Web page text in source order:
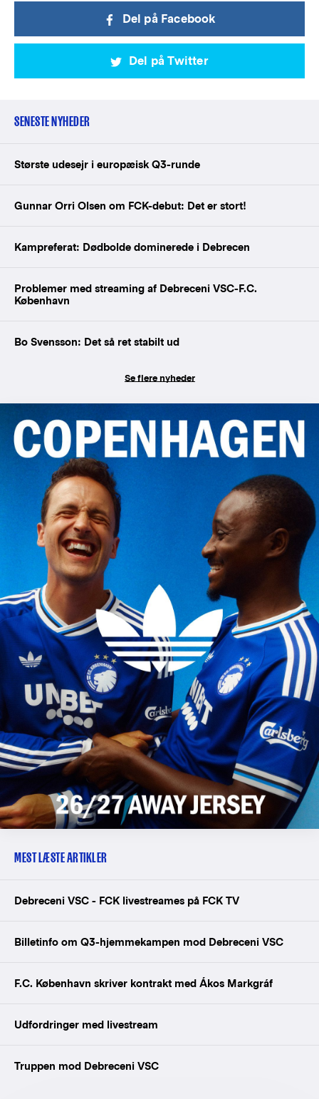
Del på Facebook
Del på Twitter
SENESTE NYHEDER
Største udesejr i europæisk Q3-runde
Gunnar Orri Olsen om FCK-debut: Det er stort!
Kampreferat: Dødbolde dominerede i Debrecen
Problemer med streaming af Debreceni VSC-F.C.
København
Bo Svensson: Det så ret stabilt ud
Se flere nyheder
MEST LÆSTE ARTIKLER
Debreceni VSC - FCK livestreames på FCK TV
Billetinfo om Q3-hjemmekampen mod Debreceni VSC
F.C. København skriver kontrakt med Ákos Markgráf
Udfordringer med livestream
Truppen mod Debreceni VSC